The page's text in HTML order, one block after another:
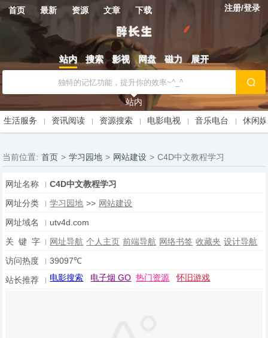
首页 最新 资源 文章 下载 注册/登录
站内 搜索 影视 网盘 磁力 展开
站内
生活服务
资讯阅读 资源搜索 电影电视 音乐电台 休闲
当前位置: 首页 > 学习园地 > 网站建设 > C4D中文教程学习
网址名称
C4D中文教程学习
网址分类
学习园地 >> 网站建设
网址域名
utv4d.com
关 键 字
网址导航 个人主页 前端导航 网络书签 收藏夹 设计导航
访问热度
39097℃
站长推荐
电影搜索 电子烟 GO 热门资源 怀旧游戏